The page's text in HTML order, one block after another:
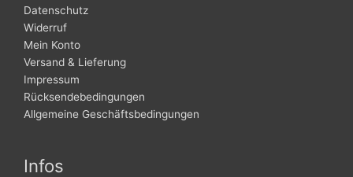
Datenschutz
Widerruf
Mein Konto
Versand & Lieferung
Impressum
Rücksendebedingungen
Allgemeine Geschäftsbedingungen
Infos